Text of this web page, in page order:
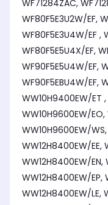
WF71284ZAC,
WF80F5E3U2W/EF,
WF80F5E3U4W/EF ,
WF80F5E5U4X/EF,
WF90F5E5U4W/EF,
WF90F5EBU4W/EF,
WW10H9400EW/ET
WW10H9600EW/
WW10H9600EW/
WW12H8400EW/EE,
WW12H8400EW/EN,
WW12H8400EW/EP,
WW12H8400EW/LE,